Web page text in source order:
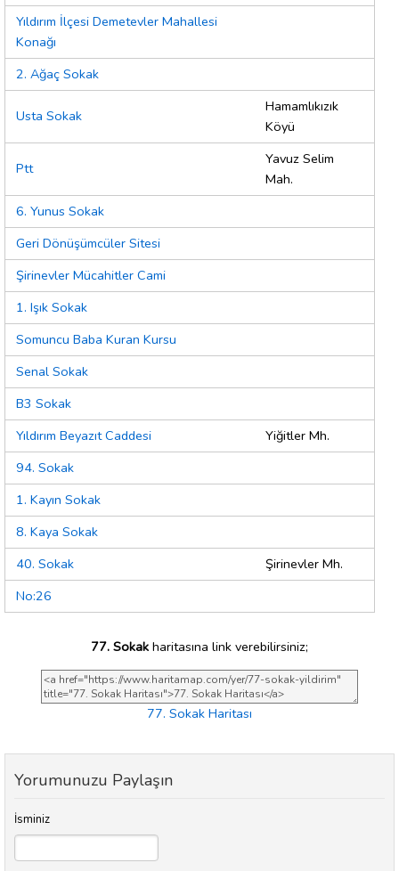
Yıldırım İlçesi Demetevler Mahallesi
Konağı
2. Ağaç Sokak
Usta Sokak
Hamamlıkızık
Köyü
Ptt
Yavuz Selim
Mah.
6. Yunus Sokak
Geri Dönüşümcüler Sitesi
Şirinevler Mücahitler Cami
1. Işık Sokak
Somuncu Baba Kuran Kursu
Senal Sokak
B3 Sokak
Yıldırım Beyazıt Caddesi
Yiğitler Mh.
94. Sokak
1. Kayın Sokak
8. Kaya Sokak
40. Sokak
Şirinevler Mh.
No:26
77. Sokak haritasına link verebilirsiniz;
77. Sokak Haritası
Yorumunuzu Paylaşın
İsminiz